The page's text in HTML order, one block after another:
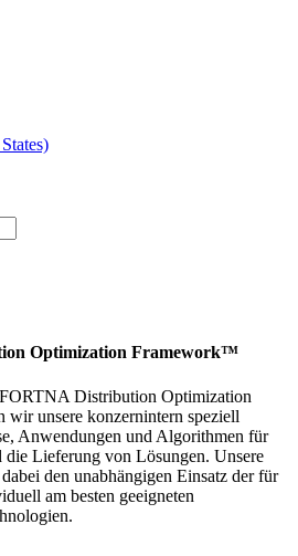
Optimization Framework™
Distribution Optimization
unsere konzernintern speziell
Anwendungen und Algorithmen für
Lieferung von Lösungen. Unsere
den unabhängigen Einsatz der für
am besten geeigneten